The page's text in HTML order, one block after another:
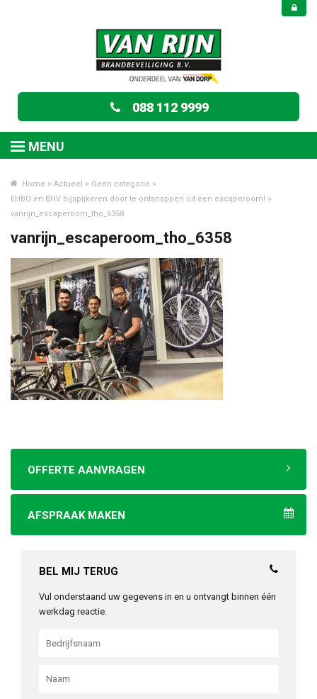
088 112 9999
MENU
Home > Actueel > Geen categorie >
EHBO en BHV bijspijkeren door te ontsnappen uit een escaperoom! >
vanrijn_escaperoom_tho_6358
vanrijn_escaperoom_tho_6358
OFFERTE AANVRAGEN
AFSPRAAK MAKEN
BEL MIJ TERUG
Vul onderstaand uw gegevens in en u ontvangt binnen één
werkdag reactie.